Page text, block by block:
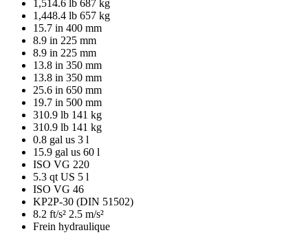
1,514.6 lb 687 kg
1,448.4 lb 657 kg
15.7 in 400 mm
8.9 in 225 mm
8.9 in 225 mm
13.8 in 350 mm
13.8 in 350 mm
25.6 in 650 mm
19.7 in 500 mm
310.9 lb 141 kg
310.9 lb 141 kg
0.8 gal us 3 l
15.9 gal us 60 l
ISO VG 220
5.3 qt US 5 l
ISO VG 46
KP2P-30 (DIN 51502)
8.2 ft/s² 2.5 m/s²
Frein hydraulique